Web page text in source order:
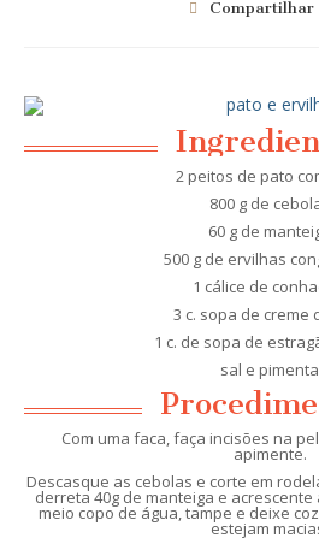
Compartilhar
2 peitos de pato
800 g de
60 g de
500 g de ervilhas
1 cálice de
3 c. sopa de creme
1 c. de sopa de
sal e pimenta
Com uma faca, faça incisões na
apimente.
Descasque as cebolas e corte em
derreta 40g de manteiga e
meio copo de água, tampe e deixe
estejam